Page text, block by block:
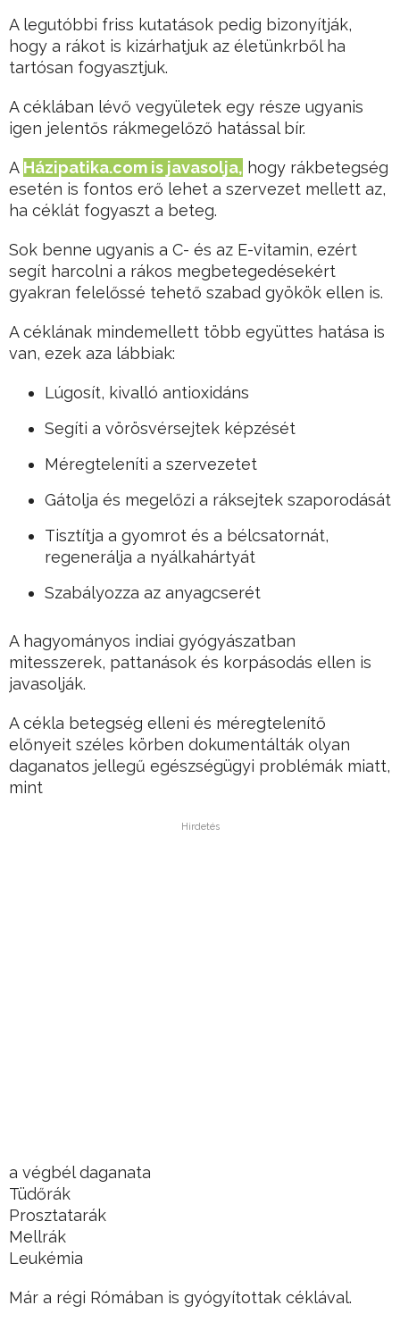
A legutóbbi friss kutatások pedig bizonyítják,
hogy a rákot is kizárhatjuk az életünkrből ha
tartósan fogyasztjuk.
A céklában lévő vegyületek egy része ugyanis
igen jelentős rákmegelőző hatással bír.
A Házipatika.com is javasolja, hogy rákbetegség
esetén is fontos erő lehet a szervezet mellett az,
ha céklát fogyaszt a beteg.
Sok benne ugyanis a C- és az E-vitamin, ezért
segít harcolni a rákos megbetegedésekért
gyakran felelőssé tehető szabad gyökök ellen is.
A céklának mindemellett több együttes hatása is
van, ezek aza lábbiak:
Lúgosít, kivalló antioxidáns
Segíti a vörösvérsejtek képzését
Méregteleníti a szervezetet
Gátolja és megelőzi a ráksejtek szaporodását
Tisztítja a gyomrot és a bélcsatornát,
regenerálja a nyálkahártyát
Szabályozza az anyagcserét
A hagyományos indiai gyógyászatban
mitesszerek, pattanások és korpásodás ellen is
javasolják.
A cékla betegség elleni és méregtelenítő
előnyeit széles körben dokumentálták olyan
daganatos jellegű egészségügyi problémák miatt,
mint
Hirdetés
a végbél daganata
Tüdőrák
Prosztatarák
Mellrák
Leukémia
Már a régi Rómában is gyógyítottak céklával.